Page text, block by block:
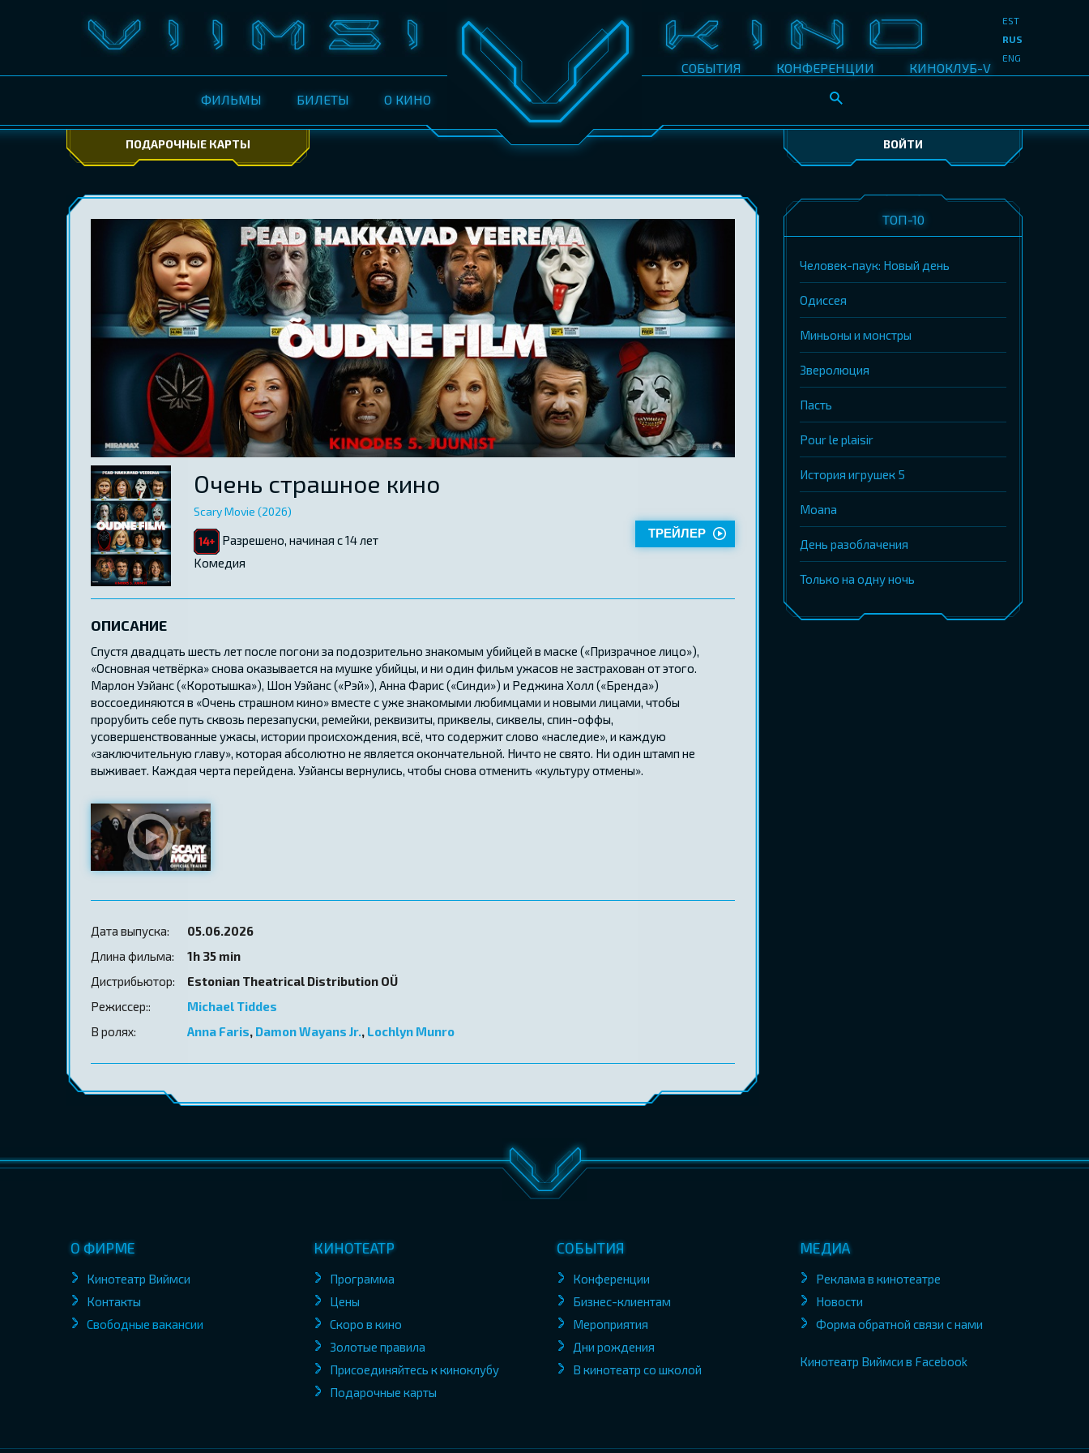
ФИЛЬМЫ БИЛЕТЫ О КИНО
СОБЫТИЯ КОНФЕРЕНЦИИ КИНОКЛУБ-V
EST
RUS
ENG
ПОДАРОЧНЫЕ КАРТЫ ВОЙТИ
Очень страшное кино
Scary Movie (2026)
Разрешено, начиная с 14 лет
Kомедия
ТРЕЙЛЕР
ОПИСАНИЕ
Спустя двадцать шесть лет после погони за подозрительно знакомым убийцей в маске («Призрачное лицо»),
«Основная четвёрка» снова оказывается на мушке убийцы, и ни один фильм ужасов не застрахован от этого.
Марлон Уэйанс («Коротышка»), Шон Уэйанс («Рэй»), Анна Фарис («Синди») и Реджина Холл («Бренда»)
воссоединяются в «Очень страшном кино» вместе с уже знакомыми любимцами и новыми лицами, чтобы
прорубить себе путь сквозь перезапуски, ремейки, реквизиты, приквелы, сиквелы, спин-оффы,
усовершенствованные ужасы, истории происхождения, всё, что содержит слово «наследие», и каждую
«заключительную главу», которая абсолютно не является окончательной. Ничто не свято. Ни один штамп не
выживает. Каждая черта перейдена. Уэйансы вернулись, чтобы снова отменить «культуру отмены».
Дата выпуска:
05.06.2026
Длина фильма:
1h 35 min
Дистрибьютор:
Estonian Theatrical Distribution OÜ
Режиссер::
Michael Tiddes
В ролях:
Anna Faris, Damon Wayans Jr., Lochlyn Munro
ТОП-10
Человек-паук: Новый день
Одиссея
Миньоны и монстры
Зверолюция
Пасть
Pour le plaisir
История игрушек 5
Moana
День разоблачения
Только на одну ночь
О ФИРМЕ
Кинотеатр Виймси
Контакты
Свободные вакансии
КИНОТЕАТР
Программа
Цены
Скоро в кино
Золотые правила
Присоединяйтесь к киноклубу
Подарочные карты
СОБЫТИЯ
Конференции
Бизнес-клиентам
Мероприятия
Дни рождения
В кинотеатр со школой
МЕДИА
Реклама в кинотеатре
Новости
Форма обратной связи с нами
Кинотеатр Виймси в Facebook